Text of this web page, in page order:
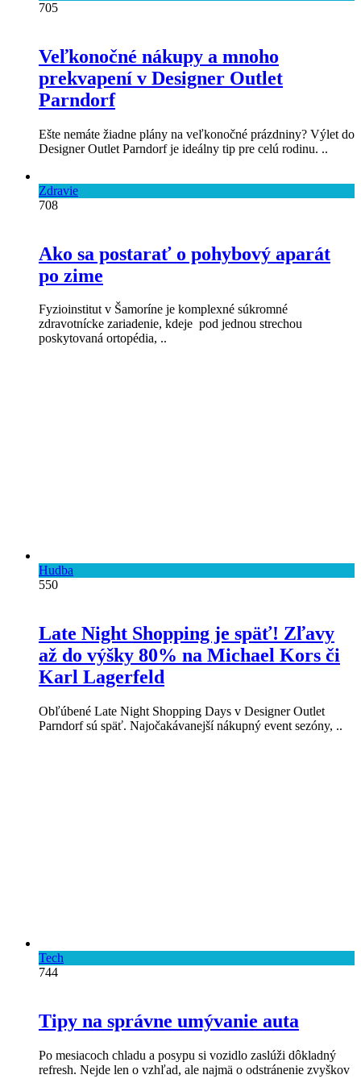
705
Veľkonočné nákupy a mnoho
prekvapení v Designer Outlet
Parndorf
Ešte nemáte žiadne plány na veľkonočné prázdniny? Výlet do
Designer Outlet Parndorf je ideálny tip pre celú rodinu. ..
Zdravie
708
Ako sa postarať o pohybový aparát
po zime
Fyzioinstitut v Šamoríne je komplexné súkromné
zdravotnícke zariadenie, kdeje pod jednou strechou
poskytovaná ortopédia, ..
Hudba
550
Late Night Shopping je späť! Zľavy
až do výšky 80% na Michael Kors či
Karl Lagerfeld
Obľúbené Late Night Shopping Days v Designer Outlet
Parndorf sú späť. Najočakávanejší nákupný event sezóny, ..
Tech
744
Tipy na správne umývanie auta
Po mesiacoch chladu a posypu si vozidlo zaslúži dôkladný
refresh. Nejde len o vzhľad, ale najmä o odstránenie zvyškov